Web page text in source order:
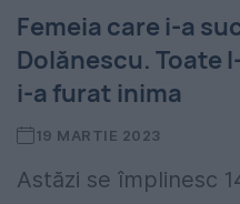
Femeia care i-a
Dolănescu. Toate
i-a furat inima
19 MARTIE 2023
Astăzi se împlinesc